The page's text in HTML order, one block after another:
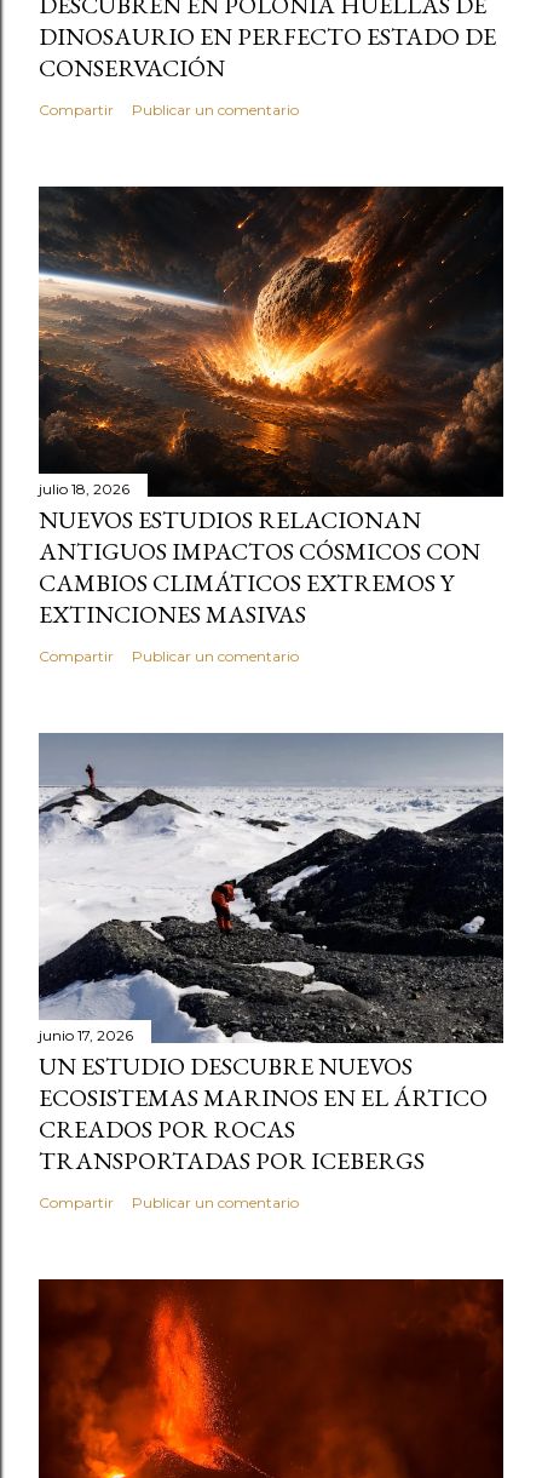
DINOSAURIO EN PERFECTO ESTADO DE
CONSERVACIÓN
Compartir Publicar un comentario
julio 18, 2026
NUEVOS ESTUDIOS RELACIONAN
ANTIGUOS IMPACTOS CÓSMICOS CON
CAMBIOS CLIMÁTICOS EXTREMOS Y
EXTINCIONES MASIVAS
Compartir Publicar un comentario
junio 17, 2026
UN ESTUDIO DESCUBRE NUEVOS
ECOSISTEMAS MARINOS EN EL ÁRTICO
CREADOS POR ROCAS
TRANSPORTADAS POR ICEBERGS
Compartir Publicar un comentario